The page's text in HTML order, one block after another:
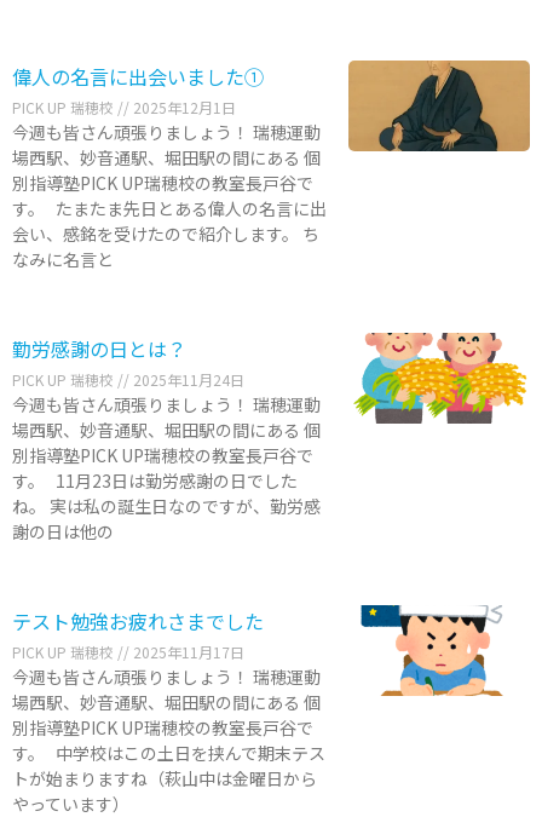
偉人の名言に出会いました①
PICK UP 瑞穂校 2025年12月1日
今週も皆さん頑張りましょう！ 瑞穂運動
場西駅、妙音通駅、堀田駅の間にある 個
別指導塾PICK UP瑞穂校の教室長戸谷で
す。 たまたま先日とある偉人の名言に出
会い、感銘を受けたので紹介します。 ち
なみに名言と
勤労感謝の日とは？
PICK UP 瑞穂校 2025年11月24日
今週も皆さん頑張りましょう！ 瑞穂運動
場西駅、妙音通駅、堀田駅の間にある 個
別指導塾PICK UP瑞穂校の教室長戸谷で
す。 11月23日は勤労感謝の日でした
ね。 実は私の誕生日なのですが、勤労感
謝の日は他の
テスト勉強お疲れさまでした
PICK UP 瑞穂校 2025年11月17日
今週も皆さん頑張りましょう！ 瑞穂運動
場西駅、妙音通駅、堀田駅の間にある 個
別指導塾PICK UP瑞穂校の教室長戸谷で
す。 中学校はこの土日を挟んで期末テス
トが始まりますね（萩山中は金曜日から
やっています）